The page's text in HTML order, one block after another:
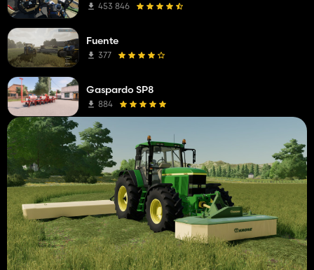
453 846
Fuente
377
Gaspardo SP8
884